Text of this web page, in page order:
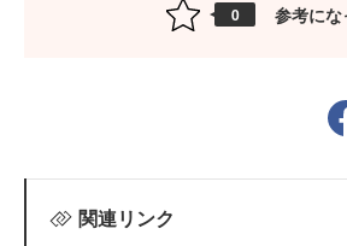
0 参考にな
関連リンク